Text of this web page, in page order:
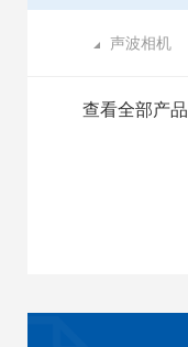
声波相机
查看全部产品